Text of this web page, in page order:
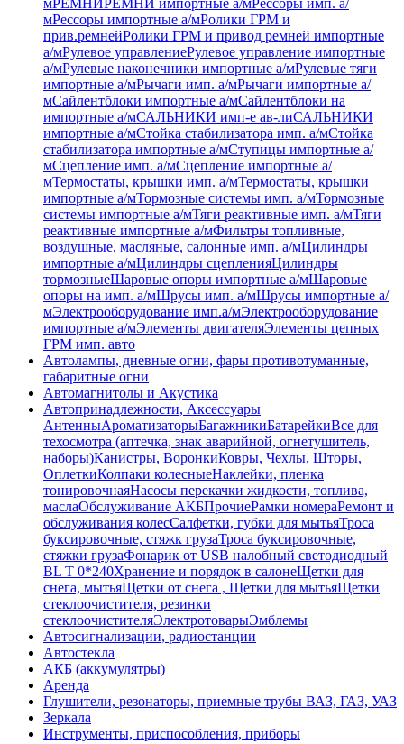
мРЕМНИРЕМНИ импортные а/мРессоры имп. а/
мРессоры импортные а/мРолики ГРМ и
прив.ремнейРолики ГРМ и привод ремней импортные
а/мРулевое управлениеРулевое управление импортные
а/мРулевые наконечники импортные а/мРулевые тяги
импортные а/мРычаги имп. а/мРычаги импортные а/
мСайлентблоки импортные а/мСайлентблоки на
импортные а/мСАЛЬНИКИ имп-е ав-лиСАЛЬНИКИ
импортные а/мСтойка стабилизатора имп. а/мСтойка
стабилизатора импортные а/мСтупицы импортные а/
мСцепление имп. а/мСцепление импортные а/
мТермостаты, крышки имп. а/мТермостаты, крышки
импортные а/мТормозные системы имп. а/мТормозные
системы импортные а/мТяги реактивные имп. а/мТяги
реактивные импортные а/мФильтры топливные,
воздушные, масляные, салонные имп. а/мЦилиндры
импортные а/мЦилиндры сцепленияЦилиндры
тормозныеШаровые опоры импортные а/мШаровые
опоры на имп. а/мШрусы имп. а/мШрусы импортные а/
мЭлектрооборудование имп.а/мЭлектрооборудование
импортные а/мЭлементы двигателяЭлементы цепных
ГРМ имп. авто
Автолампы, дневные огни, фары противотуманные,
габаритные огни
Автомагнитолы и Акустика
Автопринадлежности, Аксессуары
АнтенныАроматизаторыБагажникиБатарейкиВсе для
техосмотра (аптечка, знак аварийной, огнетушитель,
наборы)Канистры, ВоронкиКовры, Чехлы, Шторы,
ОплеткиКолпаки колесныеНаклейки, пленка
тонировочнаяНасосы перекачки жидкости, топлива,
маслаОбслуживание АКБПрочиеРамки номераРемонт и
обслуживания колесСалфетки, губки для мытьяТроса
буксировочные, стяжк грузаТроса буксировочные,
стяжки грузаФонарик от USB налобный светодиодный
BL T 0*240Хранение и порядок в салонеЩетки для
снега, мытьяЩетки от снега , Щетки для мытьяЩетки
стеклоочистителя, резинки
стеклоочистителяЭлектротоварыЭмблемы
Автосигнализации, радиостанции
Автостекла
АКБ (аккумулятры)
Аренда
Глушители, резонаторы, приемные трубы ВАЗ, ГАЗ, УАЗ
Зеркала
Инструменты, приспособления, приборы